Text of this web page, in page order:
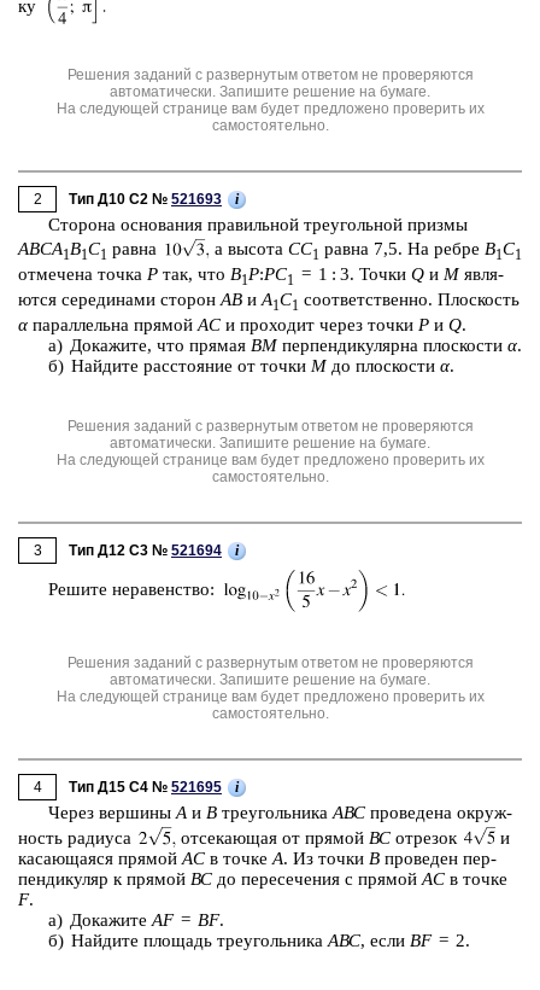
ку
Решения заданий с развернутым ответом не проверяются
автоматически. Запишите решение на бумаге.
На следующей странице вам будет предложено проверить их
самостоятельно.
2 Тип Д10 C2 № 521693 i
Сто­ро­на ос­но­ва­ния пра­виль­ной тре­уголь­ной приз­мы
ABCA1B1C1 равна а вы­со­та СС1 равна 7,5. На ребре B1C1
от­ме­че­на точка Р так, что B1P:PC1 = 1 : 3. Точки Q и М яв­ля­
ют­ся се­ре­ди­на­ми сто­рон АВ и A1C1 со­от­вет­ствен­но. Плос­кость
α па­рал­лель­на пря­мой АС и про­хо­дит через точки Р и Q.
а) До­ка­жи­те, что пря­мая ВМ пер­пен­ди­ку­ляр­на плос­ко­сти α.
б) Най­ди­те рас­сто­я­ние от точки М до плос­ко­сти α.
Решения заданий с развернутым ответом не проверяются
автоматически. Запишите решение на бумаге.
На следующей странице вам будет предложено проверить их
самостоятельно.
3 Тип Д12 C3 № 521694 i
Ре­ши­те не­ра­вен­ство:
Решения заданий с развернутым ответом не проверяются
автоматически. Запишите решение на бумаге.
На следующей странице вам будет предложено проверить их
самостоятельно.
4 Тип Д15 C4 № 521695 i
Через вер­ши­ны А и В тре­уголь­ни­ка АВС про­ве­де­на окруж­
ность ра­ди­у­са
от­се­ка­ю­щая от пря­мой ВСот­ре­зок
и
ка­са­ю­ща­я­ся пря­мой АС в точке А. Из точки В про­ве­ден пер­
пен­ди­ку­ляр к пря­мой ВС до пе­ре­се­че­ния с пря­мой АС в точке
F.
а) До­ка­жи­те AF= BF.
б) Най­ди­те пло­щадь тре­уголь­ни­ка АВС, если BF= 2.